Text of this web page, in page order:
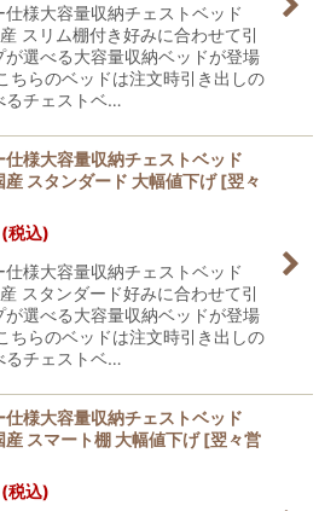
仕様大容量収納チェストベッド
産 スリム棚付き好みに合わせて引
が選べる大容量収納ベッドが登場
ちらのベッドは注文時引き出しの
るチェストベ…
仕様大容量収納チェストベッド
産 スタンダード 大幅値下げ [翌々
(税込)
仕様大容量収納チェストベッド
産 スタンダード好みに合わせて引
が選べる大容量収納ベッドが登場
ちらのベッドは注文時引き出しの
るチェストベ…
仕様大容量収納チェストベッド
産 スマート棚 大幅値下げ [翌々営
(税込)